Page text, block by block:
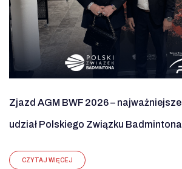
Zjazd AGM BWF 2026 –
udział Polskiego Związku Badmintona
CZYTAJ WIĘCEJ